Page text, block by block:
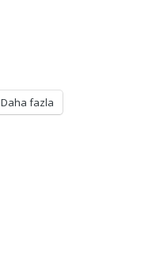
Daha fazla